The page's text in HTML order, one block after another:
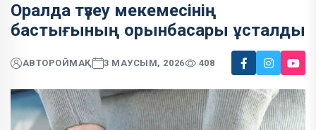
Оралда түзеу мекемесінің
бастығының орынбасары ұсталды
АВТОРОЙМАҚ 3 МАУСЫМ, 2026 408